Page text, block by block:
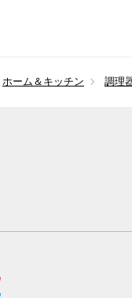
ホーム＆キッチン 調理